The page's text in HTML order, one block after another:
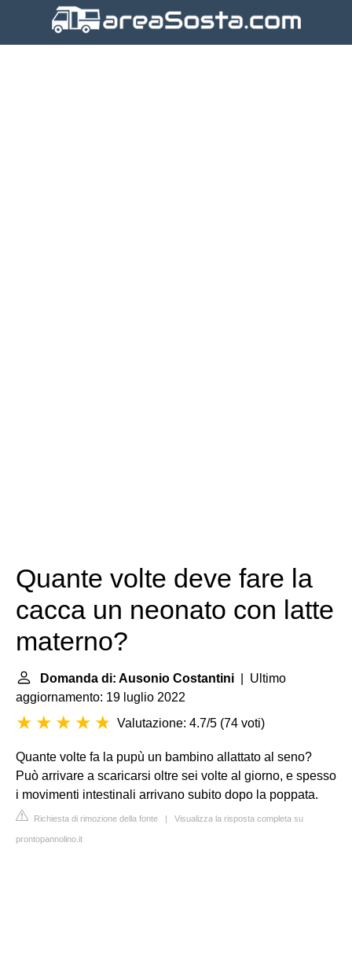
Quante volte deve fare la
cacca un neonato con latte
materno?
Domanda di: Ausonio Costantini | Ultimo
aggiornamento: 19 luglio 2022
Valutazione: 4.7/5 (74 voti)
Quante volte fa la pupù un bambino allattato al seno?
Può arrivare a scaricarsi oltre sei volte al giorno, e spesso
i movimenti intestinali arrivano subito dopo la poppata.
Richiesta di rimozione della fonte | Visualizza la risposta completa su
prontopannolino.it